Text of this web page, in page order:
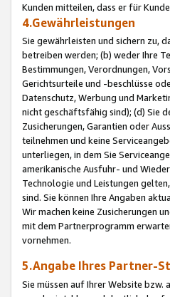
Kunden mitteilen, dass er für
4.Gewährleistungen
Sie gewährleisten und sichern zu,
betreiben werden; (b) weder Ihre
Bestimmungen, Verordnungen,
Gerichtsurteile und -beschlüsse
Datenschutz, Werbung und
nicht geschäftsfähig sind); (d) Sie
Zusicherungen, Garantien oder
teilnehmen und keine
unterliegen, in dem Sie
amerikanische Ausfuhr- und
Technologie und Leistungen
sind. Sie können Ihre Angaben
Wir machen keine Zusicherungen
mit dem Partnerprogramm
vornehmen.
5.Angabe Ihres Partner-
Sie müssen auf Ihrer Website